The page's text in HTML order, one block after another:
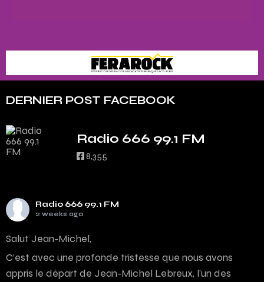
DERNIER POST FACEBOOK
Radio 666 99.1 FM
8,355
Radio 666 99.1 FM
2 weeks ago
Salut Jean-Michel,
C’est avec une profonde tristesse que nous avons
appris le départ de Jean-Michel Lebreux, l’un des